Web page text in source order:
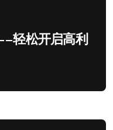
轻松开启高利